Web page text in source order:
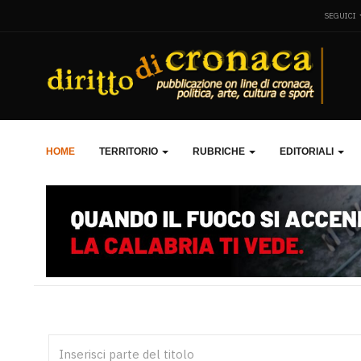
SEGUICI
HOME TERRITORIO RUBRICHE EDITORIALI